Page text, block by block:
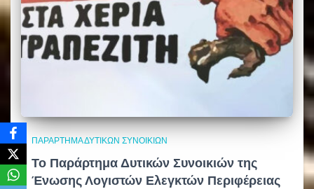
ΠΑΡΆΡΤΗΜΑ ΔΥΤΙΚΏΝ ΣΥΝΟΙΚΙΏΝ
Το Παράρτημα Δυτικών Συνοικιών της
Ένωσης Λογιστών Ελεγκτών Περιφέρειας